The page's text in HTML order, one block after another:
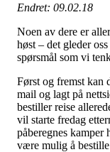
Endret: 09.02.18
Noen av dere er
høst – det gleder
spørsmål som vi
Først og fremst kan
mail og lagt på
bestiller reise
vil starte fredag
påberegnes kamper
være mulig å